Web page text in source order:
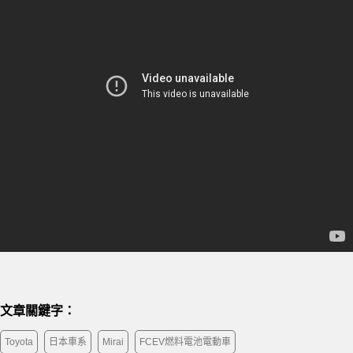
文章關鍵字：
Toyota 日本車系 Mirai FCEV燃料電池電動車